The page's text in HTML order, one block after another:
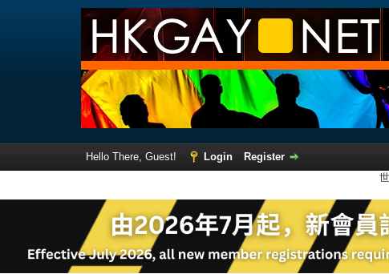
Hello There, Guest! Login
Register